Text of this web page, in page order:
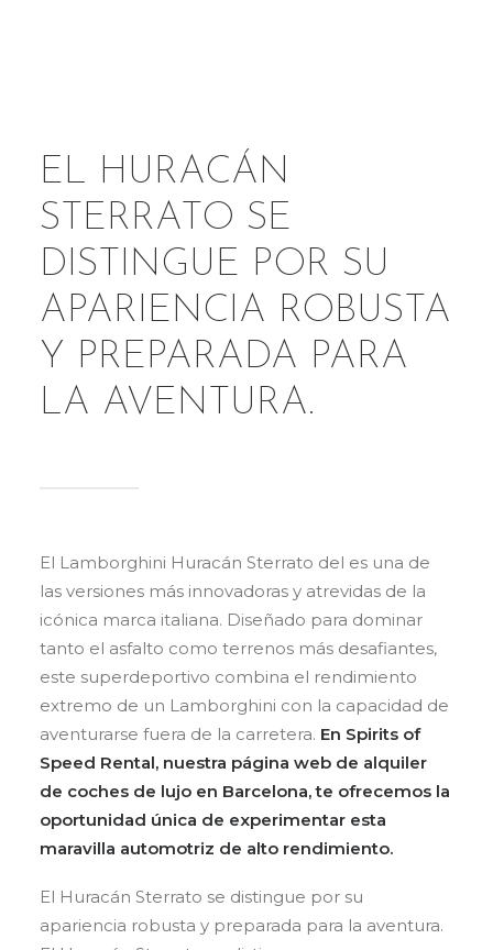
EL HURACÁN
STERRATO SE
DISTINGUE POR SU
APARIENCIA ROBUSTA
Y PREPARADA PARA
LA AVENTURA.
El Lamborghini Huracán Sterrato del es una de
las versiones más innovadoras y atrevidas de la
icónica marca italiana. Diseñado para dominar
tanto el asfalto como terrenos más desafiantes,
este superdeportivo combina el rendimiento
extremo de un Lamborghini con la capacidad de
aventurarse fuera de la carretera. En Spirits of
Speed Rental, nuestra página web de alquiler
de coches de lujo en Barcelona, te ofrecemos la
oportunidad única de experimentar esta
maravilla automotriz de alto rendimiento.
El Huracán Sterrato se distingue por su
apariencia robusta y preparada para la aventura.